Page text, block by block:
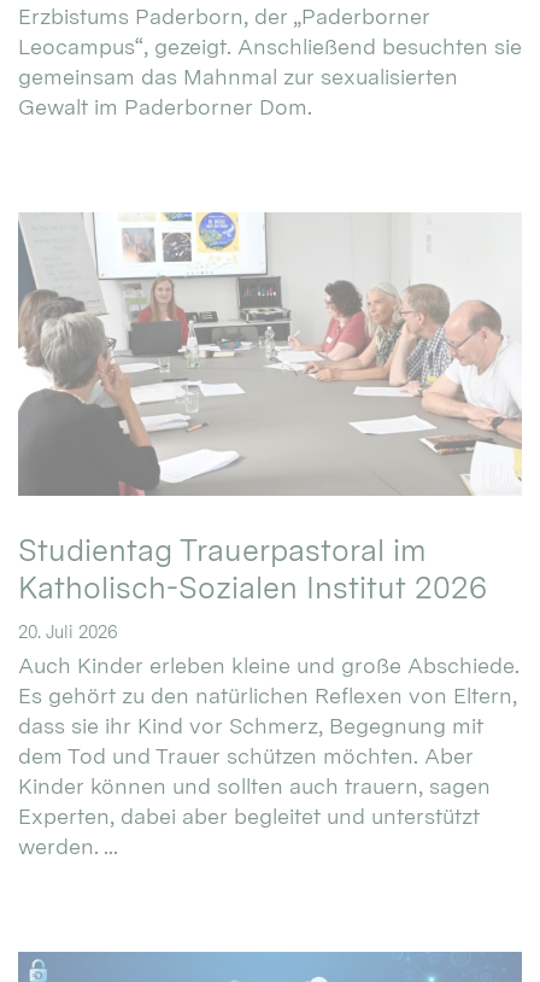
Erzbistums Paderborn, der „Paderborner
Leocampus“, gezeigt. Anschließend besuchten sie
gemeinsam das Mahnmal zur sexualisierten
Gewalt im Paderborner Dom.
Studientag Trauerpastoral im
Katholisch-Sozialen Institut 2026
20. Juli 2026
Auch Kinder erleben kleine und große Abschiede.
Es gehört zu den natürlichen Reflexen von Eltern,
dass sie ihr Kind vor Schmerz, Begegnung mit
dem Tod und Trauer schützen möchten. Aber
Kinder können und sollten auch trauern, sagen
Experten, dabei aber begleitet und unterstützt
werden. ...